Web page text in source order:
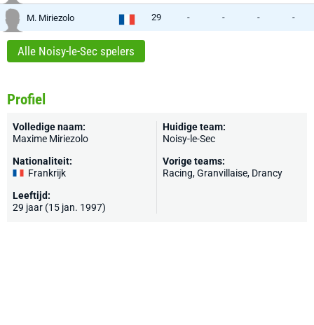
M. Miriezolo 29 - - - -
Alle Noisy-le-Sec spelers
Profiel
Volledige naam:
Maxime Miriezolo
Nationaliteit:
Frankrijk
Leeftijd:
29 jaar (15 jan. 1997)
Huidige team:
Noisy-le-Sec
Vorige teams:
Racing,Granvillaise, Drancy